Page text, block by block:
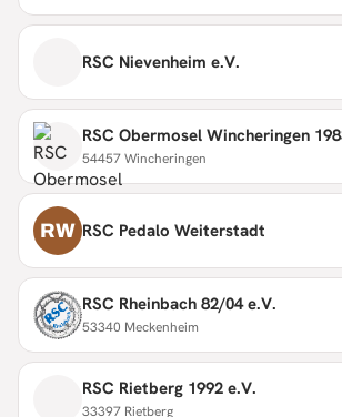
RSC Nievenheim e.V.
RSC Obermosel Wincheringen
54457 Wincheringen
RW RSC Pedalo Weiterstadt
RSC Rheinbach 82/04 e.V.
53340 Meckenheim
RSC Rietberg 1992 e.V.
33397 Rietberg